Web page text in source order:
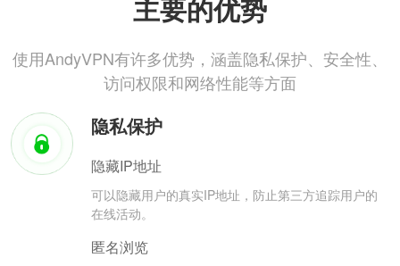
主要的优势
使用AndyVPN有许多优势，涵盖隐私保护、安全性、
访问权限和网络性能等方面
隐私保护
隐藏IP地址
可以隐藏用户的真实IP地址，防止第三方追踪用户的
在线活动。
匿名浏览